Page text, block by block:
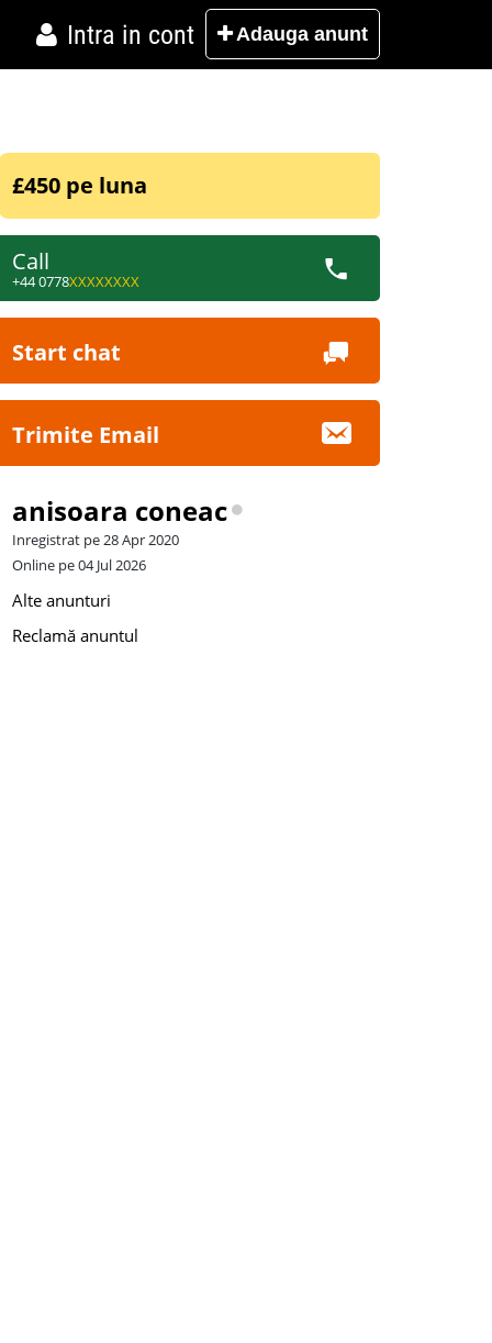
Intra in cont Adauga anunt
£450 pe luna
Call
+44 0778XXXXXXXX
Start chat
Trimite Email
anisoara coneac
Inregistrat pe 28 Apr 2020
Online pe 04 Jul 2026
Alte anunturi
Reclamă anuntul